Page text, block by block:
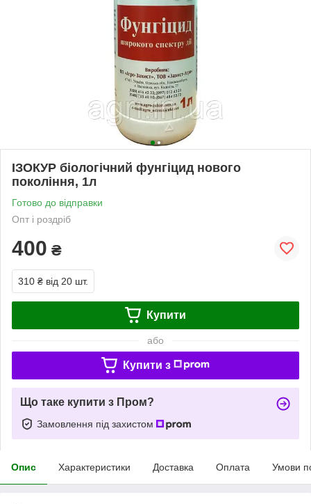
ІЗОКУР біологічний фунгіцид нового
покоління, 1л
Готово до відправки
Опт і роздріб
400 ₴
310 ₴ від 20 шт.
Купити
або
Купити з
Що таке купити з Пром?
Замовлення під захистом
Опис Характеристики Доставка Оплата Умови